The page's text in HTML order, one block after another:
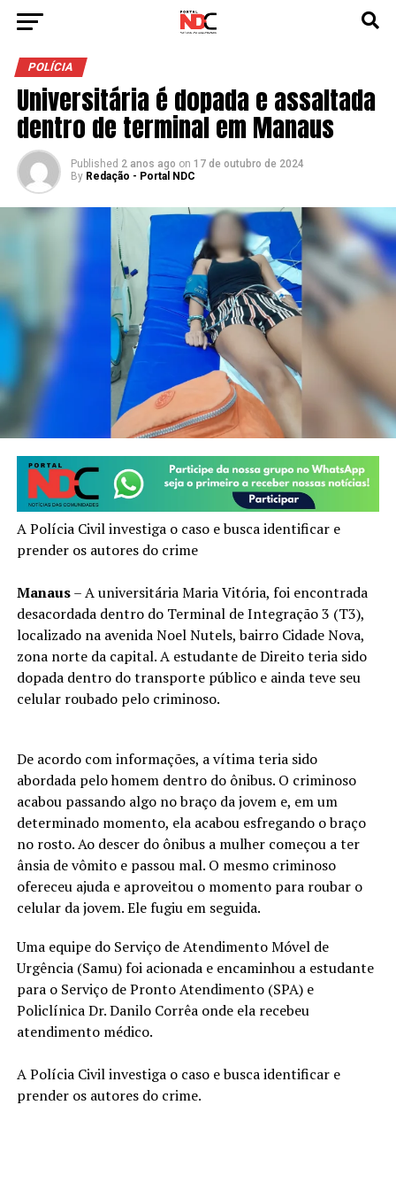
POLÍCIA
Universitária é dopada e assaltada
dentro de terminal em Manaus
Published 2 anos ago on 17 de outubro de 2024
By Redação - Portal NDC
A Polícia Civil investiga o caso e busca identificar e
prender os autores do crime
Manaus– A universitária Maria Vitória, foi encontrada
desacordada dentro do Terminal de Integração 3 (T3),
localizado na avenida Noel Nutels, bairro Cidade Nova,
zona norte da capital. A estudante de Direito teria sido
dopada dentro do transporte público e ainda teve seu
celular roubado pelo criminoso.
De acordo com informações, a vítima teria sido
abordada pelo homem dentro do ônibus. O criminoso
acabou passando algo no braço da jovem e, em um
determinado momento, ela acabou esfregando o braço
no rosto. Ao descer do ônibus a mulher começou a ter
ânsia de vômito e passou mal. O mesmo criminoso
ofereceu ajuda e aproveitou o momento para roubar o
celular da jovem. Ele fugiu em seguida.
Uma equipe do Serviço de Atendimento Móvel de
Urgência (Samu) foi acionada e encaminhou a estudante
para o Serviço de Pronto Atendimento (SPA) e
Policlínica Dr. Danilo Corrêa onde ela recebeu
atendimento médico.
A Polícia Civil investiga o caso e busca identificar e
prender os autores do crime.